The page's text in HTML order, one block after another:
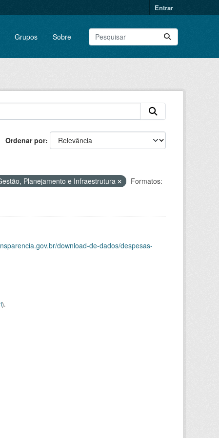
Entrar
Grupos Sobre
Ordenar por
Planejamento e Infraestrutura
Formatos:
download-de-dados/despesas-
).